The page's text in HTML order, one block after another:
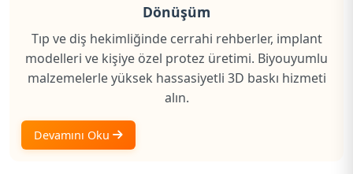
Dönüşüm
Tıp ve diş hekimliğinde cerrahi rehberler, implant
modelleri ve kişiye özel protez üretimi. Biyouyumlu
malzemelerle yüksek hassasiyetli 3D baskı hizmeti
alın.
Devamını Oku